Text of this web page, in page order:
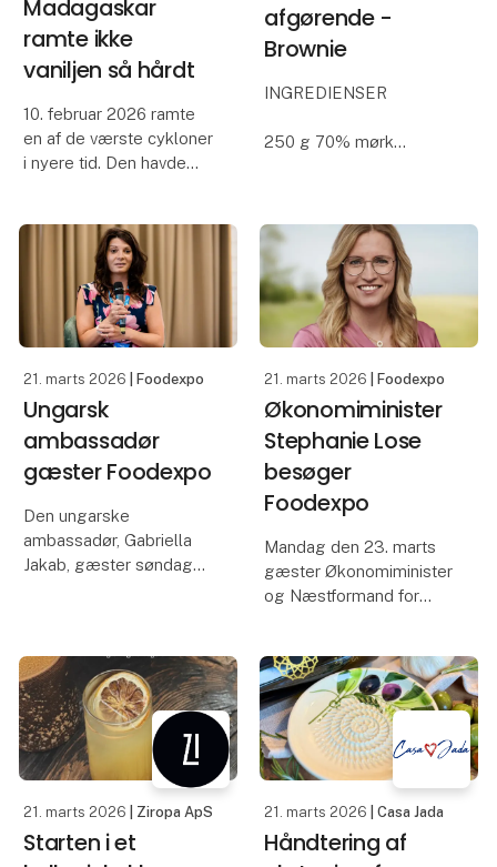
Madagaskar
ramte ikke
vaniljen så hårdt
10. februar 2026 ramte
en af de værste cykloner
i nyere tid. Den havde
men også fordi den
ramte spot on på
Toamasina, en af
Madagaskars største
afgørende -
Brownie
INGREDIENSER
250 g 70% mørk
4 æg str. XL
225 g hvedemel
3 dl valnøddekerner,
grovhakkede
Smelt smør og
chokolade over vandbad.
21. marts 2026 | Foodexpo
Ungarsk
ambassadør
gæster Foodexpo
Den ungarske
ambassadør, Gabriella
Jakab, gæster søndag
Besøget starter med en
guidet tur rundt på
messen, hvorefter
Ambassadøren vil
besøge nogle
21. marts 2026 | Foodexpo
Økonomiminister
Stephanie Lose
besøger
Foodexpo
Mandag den 23. marts
gæster Økonomiminister
og Næstformand for
Her vil
Økonomiministeren
overrække
førstepræmien i
Danmarks Bedste Bager,
afholdt
21. marts 2026 | Ziropa ApS
Starten i et
21. marts 2026 | Casa Jada
Håndtering af